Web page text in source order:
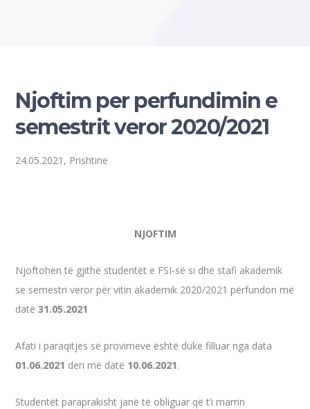
Njoftim per perfundimin e
semestrit veror 2020/2021
24.05.2021, Prishtine
NJOFTIM
Njoftohen të gjithë studentët e FSI-së si dhe stafi akademik
se semestri veror për vitin akademik 2020/2021 përfundon më
datë31.05.2021
Afati i paraqitjes së provimeve është duke filluar nga data
01.06.2021 deri më datë 10.06.2021.
Studentët paraprakisht janë të obliguar që t’i marrin